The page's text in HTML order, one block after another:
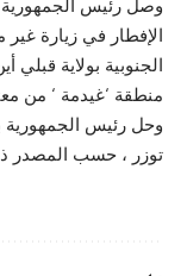
وصل رئيس
الإفطار في زيارة
الجنوبية بولاية
منطقة ‘غيدمة ‘ من
وحل رئيس الجمهورية
توزر ، حسب المصدر